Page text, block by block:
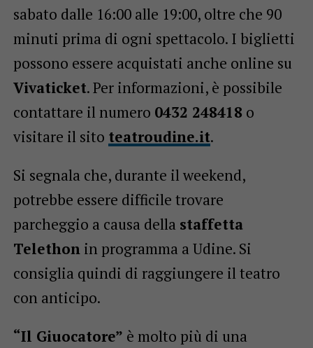
sabato dalle 16:00 alle 19:00, oltre che 90
minuti prima di ogni spettacolo. I biglietti
possono essere acquistati anche online su
Vivaticket. Per informazioni, è possibile
contattare il numero 0432 248418 o
visitare il sito teatroudine.it.
Si segnala che, durante il weekend,
potrebbe essere difficile trovare
parcheggio a causa della staffetta
Telethonin programma a Udine. Si
consiglia quindi di raggiungere il teatro
con anticipo.
“Il Giuocatore” è molto più di una